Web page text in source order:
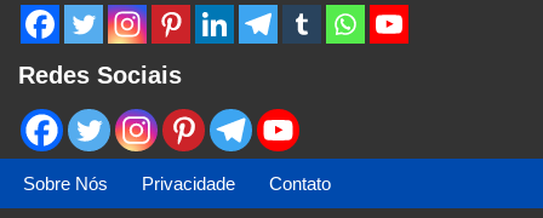
Redes Sociais
Sobre Nós Privacidade Contato